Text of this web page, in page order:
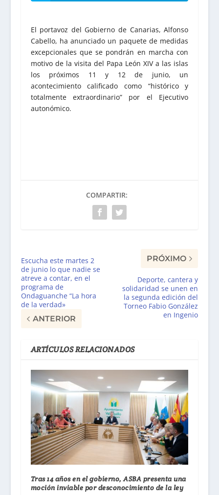
El portavoz del Gobierno de Canarias, Alfonso
Cabello, ha anunciado un paquete de medidas
excepcionales que se pondrán en marcha con
motivo de la visita del Papa León XIV a las islas
los próximos 11 y 12 de junio, un
acontecimiento calificado como “histórico y
totalmente extraordinario” por el Ejecutivo
autonómico.
COMPARTIR:
Escucha este martes 2
de junio lo que nadie se
atreve a contar, en el
programa de
Ondaguanche “La hora
de la verdad»
ANTERIOR
PRÓXIMO
Deporte, cantera y
solidaridad se unen en
la segunda edición del
Torneo Fabio González
en Ingenio
ARTÍCULOS RELACIONADOS
Tras 14 años en el gobierno, ASBA presenta una
moción inviable por desconocimiento de la ley